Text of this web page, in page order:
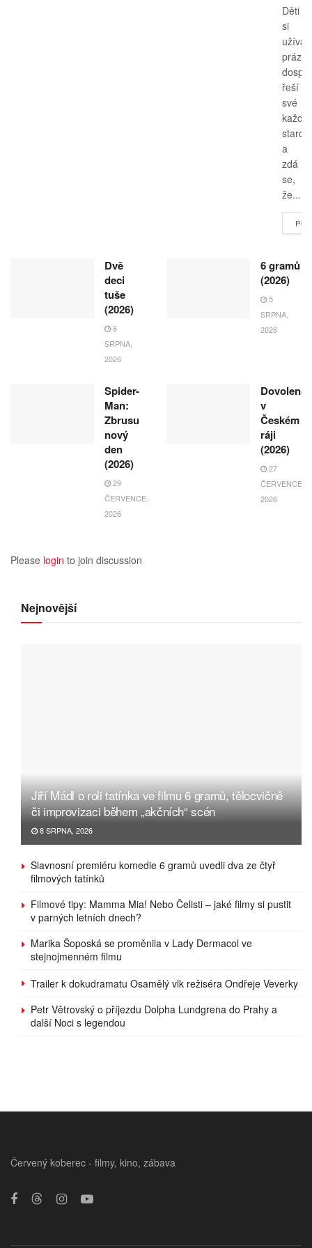
Děti
si
užívají
řeší
své
a
zdá
se,
že...
Dvě
deci
tuše
(2026)
6
SRPNA,
2026
6 gramů
(2026)
5
SRPNA,
2026
Spider-
Man:
Zbrusu
nový
den
(2026)
29
ČERVENCE,
2026
Dovolená
v
Českém
ráji
(2026)
27
ČERVENCE,
2026
Please login to join discussion
Nejnovější
Jiří Mádl o roli tatínka ve filmu 6 gramů, tělocvičně
či improvizaci během „akčních“ scén
8 SRPNA, 2026
Slavnosní premiéru komedie 6 gramů uvedli dva ze čtyř
filmových tatínků
Filmové tipy: Mamma Mia! Nebo Čelisti – jaké filmy si pustit
v parných letních dnech?
Marika Šoposká se proměnila v Lady Dermacol ve
stejnojmenném filmu
Trailer k dokudramatu Osamělý vlk režiséra Ondřeje Veverky
Petr Větrovský o příjezdu Dolpha Lundgrena do Prahy a
další Noci s legendou
Červený koberec - filmy, kino, zábava